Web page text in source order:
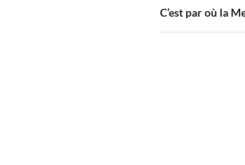
C’est par où la